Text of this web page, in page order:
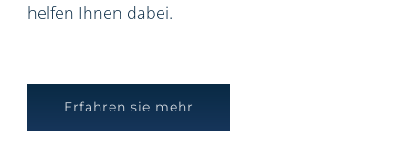
helfen Ihnen dabei.
Erfahren sie mehr